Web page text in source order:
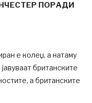
ПОРАДИ
е колеџ, а натаму
британските
а британските